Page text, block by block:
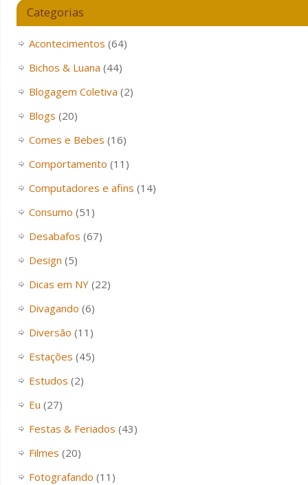
Categorias
Acontecimentos (64)
Bichos & Luana (44)
Blogagem Coletiva (2)
Blogs (20)
Comes e Bebes (16)
Comportamento (11)
Computadores e afins (14)
Consumo (51)
Desabafos (67)
Design (5)
Dicas em NY(22)
Divagando (6)
Diversão (11)
Estações (45)
Estudos (2)
Eu (27)
Festas & Feriados (43)
Filmes (20)
Fotografando (11)